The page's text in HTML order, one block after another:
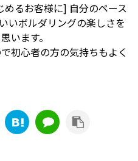
るお客様に] 自分のペース
いボルダリングの楽しさを
います。
初心者の方の気持ちもよく